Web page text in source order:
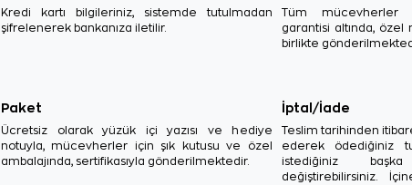
Kredi kartı bilgileriniz, sistemde tutulmadan
şifrelenerek bankanıza iletilir.
Tüm mücevherler
garantisi altında, özel
birlikte
Paket
Ücretsiz olarak yüzük içi yazısı ve hediye
notuyla, mücevherler için şık kutusu ve özel
ambalajında, sertifikasıyla gönderilmektedir.
İptal/İade
Teslim tarihinden
ederek ödediğiniz
istediğiniz
değiştirebilirsiniz.